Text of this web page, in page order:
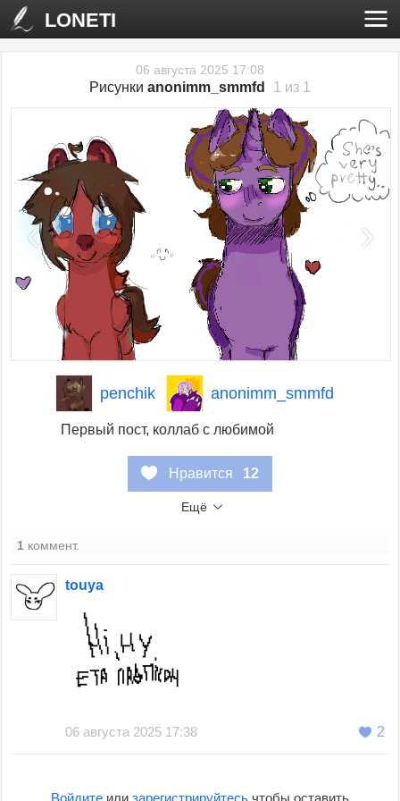
LONETI
06 августа 2025 17:08
Рисунки anonimm_smmfd 1 из 1
‹ ›
penchik anonimm_smmfd
Первый пост, коллаб с любимой
Нравится 12
Ещё
1 коммент.
touya
06 августа 2025 17:38 2
Войдитеили зарегистрируйтесьчтобы оставить